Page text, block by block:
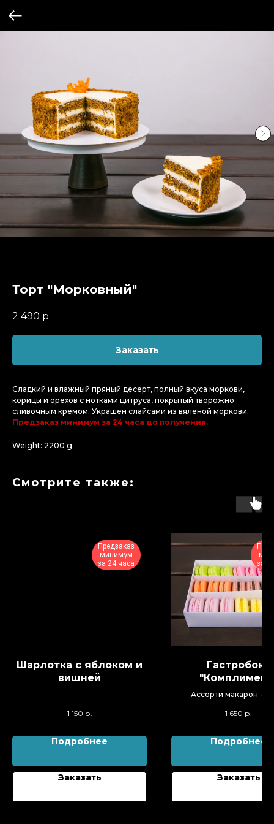
Торт "Морковный"
2 490 р.
Заказать
Сладкий и влажный пряный десерт, полный вкуса моркови,
корицы и орехов с нотками цитруса, покрытый творожно
сливочным кремом. Украшен слайсами из вяленой моркови.
Предзаказ минимум за 24 часа до получения.
Weight: 2200 g
Смотрите также:
Предзаказ
минимум
за 24 часа
Шарлотка с яблоком и
вишней
1 150 р.
Подробнее
Заказать
за
Гастробокс
Ассорти макарон -
1 650 р.
Подробнее
Заказать